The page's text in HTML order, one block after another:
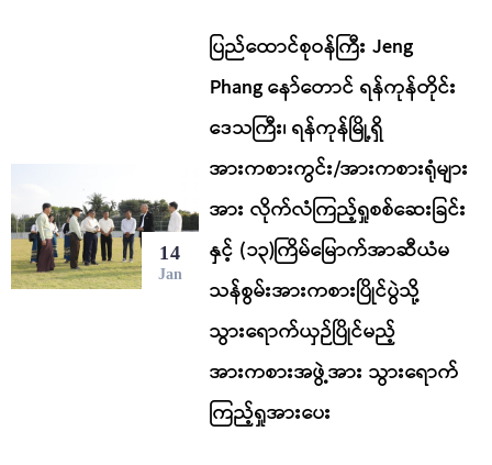
14
Jan
ပြည်ထောင်စုဝန်ကြီး Jeng
Phang နော်တောင် ရန်ကုန်တိုင်း
ဒေသကြီး၊ ရန်ကုန်မြို့ရှိ
အားကစားကွင်း/အားကစားရုံများ
အား လိုက်လံကြည့်ရှုစစ်ဆေးခြင်း
နှင့် (၁၃)ကြိမ်မြောက်အာဆီယံမ
သန်စွမ်းအားကစားပြိုင်ပွဲသို့
သွားရောက်ယှဉ်ပြိုင်မည့်
အားကစားအဖွဲ့အား သွားရောက်
ကြည့်ရှုအားပေး